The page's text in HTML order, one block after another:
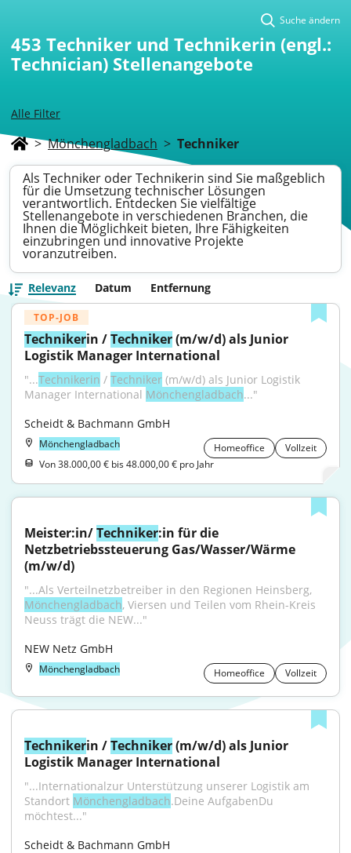
Alle Filter
Suche ändern
453 Techniker und Technikerin (engl.:
Technician) Stellenangebote
> Mönchengladbach > Techniker
Als Techniker oder Technikerin sind Sie maßgeblich
für die Umsetzung technischer Lösungen
verantwortlich. Entdecken Sie vielfältige
Stellenangebote in verschiedenen Branchen, die
Ihnen die Möglichkeit bieten, Ihre Fähigkeiten
einzubringen und innovative Projekte
voranzutreiben.
Relevanz Datum Entfernung
TOP-JOB
Technikerin / Techniker (m/w/d) als Junior
Logistik Manager International
"...Technikerin / Techniker (m/w/d) als Junior Logistik
Manager International Mönchengladbach..."
Scheidt & Bachmann GmbH
Mönchengladbach Homeoffice
Vollzeit
Von 38.000,00 € bis 48.000,00 € pro Jahr
Meister:in/ Techniker:in für die
Netzbetriebssteuerung Gas/Wasser/Wärme
(m/w/d)
Mönchengladbach, Viersen und Teilen vom Rhein-Kreis
Neuss trägt die NEW..."
NEW Netz GmbH
Mönchengladbach Homeoffice Vollzeit
Technikerin / Techniker (m/w/d) als Junior
Logistik Manager International
"...Internationalzur Unterstützung unserer Logistik am
Standort Mönchengladbach.Deine AufgabenDu
möchtest..."
Scheidt & Bachmann GmbH